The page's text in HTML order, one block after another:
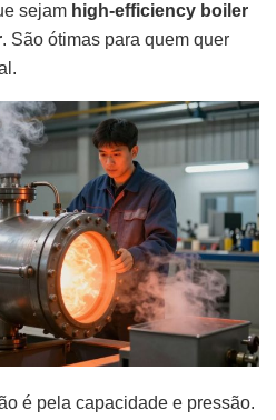
sejam high-efficiency boiler
. São ótimas para quem quer
é pela capacidade e pressão.